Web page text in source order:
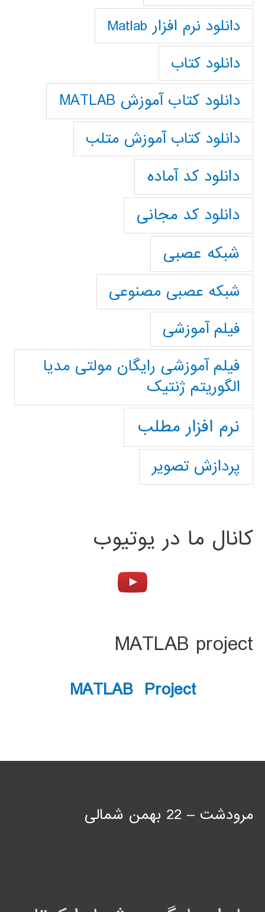
دانلود نرم افزار Matlab
دانلود کتاب
دانلود کتاب آموزش MATLAB
دانلود کتاب آموزش متلب
دانلود کد آماده
دانلود کد مجانی
شبکه عصبی
شبکه عصبی مصنوعی
فیلم آموزشی
فیلم آموزشی رایگان مولتی مدیا
الگوریتم ژنتیک
نرم افزار مطلب
پردازش تصویر
کانال ما در یوتیوب
MATLAB project
MATLAB Project
مرودشت – 22 بهمن شمالی